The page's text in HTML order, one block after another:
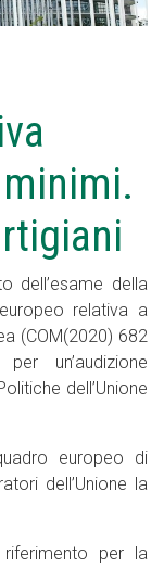
dell’esame della
relativa a
(COM(2020) 682
un’audizione
dell’Unione
europeo di
dell’Unione la
per la